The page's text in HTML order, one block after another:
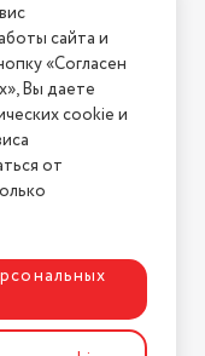
нам
У нас есть всё!
сайта и
«Согласен
Вы даете
cookie и
от